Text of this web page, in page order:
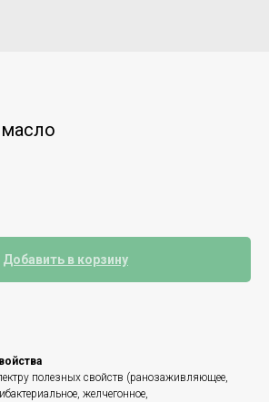
Добавить в корзину
полезных свойств (ранозаживляющее,
желчегонное,